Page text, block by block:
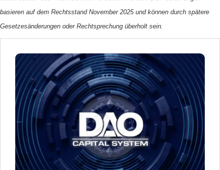
basieren auf dem Rechtsstand November 2025 und können durch spätere
Gesetzesänderungen oder Rechtsprechung überholt sein.